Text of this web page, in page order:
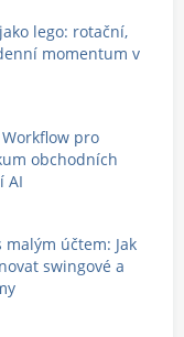
lego: rotační,
momentum v
Workflow pro
obchodních
AI
účtem: Jak
swingové a